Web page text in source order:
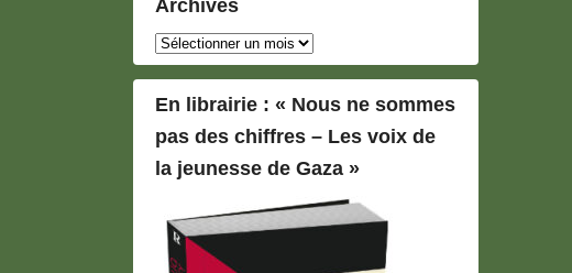
Archives
Archives
En librairie : « Nous ne sommes
pas des chiffres – Les voix de
la jeunesse de Gaza »